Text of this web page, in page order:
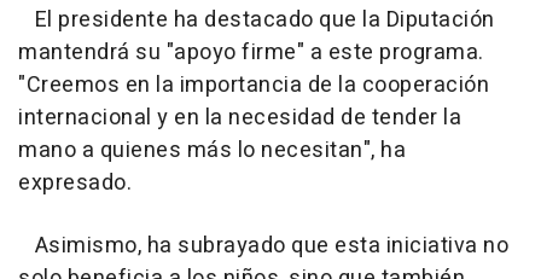
El presidente ha destacado que la Diputación
mantendrá su "apoyo firme" a este programa.
"Creemos en la importancia de la cooperación
internacional y en la necesidad de tender la
mano a quienes más lo necesitan", ha
expresado.
Asimismo, ha subrayado que esta iniciativa no